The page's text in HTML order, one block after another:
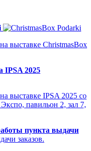
выставке ChristmasBox
IPSA 2025
выставке IPSA 2025 со
павильон 2, зал 7,
пункта выдачи